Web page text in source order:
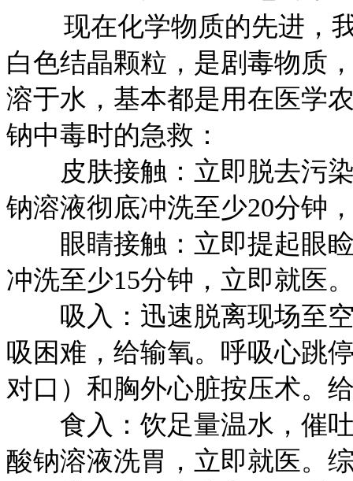
现在化学物质的先进，
白色结晶颗粒，是剧毒物质
溶于水，基本都是用在医学
钠中毒时的急救：
皮肤接触：立即脱去污染
钠溶液彻底冲洗至少20分钟
眼睛接触：立即提起眼睑
冲洗至少15分钟，立即就医
吸入：迅速脱离现场至空
吸困难，给输氧。呼吸心跳
对口）和胸外心脏按压术。
食入：饮足量温水，催吐
酸钠溶液洗胃，立即就医。